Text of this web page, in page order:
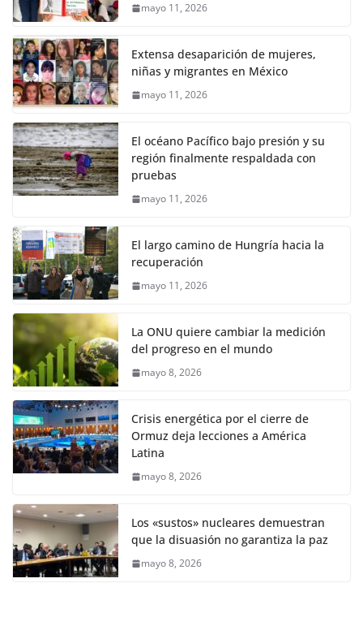
mayo 11, 2026
Extensa desaparición de mujeres,
niñas y migrantes en México
mayo 11, 2026
El océano Pacífico bajo presión y su
región finalmente respaldada con
pruebas
mayo 11, 2026
El largo camino de Hungría hacia la
recuperación
mayo 11, 2026
La ONU quiere cambiar la medición
del progreso en el mundo
mayo 8, 2026
Crisis energética por el cierre de
Ormuz deja lecciones a América
Latina
mayo 8, 2026
Los «sustos» nucleares demuestran
que la disuasión no garantiza la paz
mayo 8, 2026